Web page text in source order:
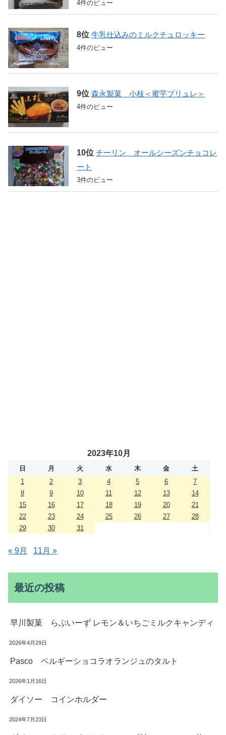
4件のビュー
牛乳仕込みのミルクチュロッキー
4件のビュー
森永製菓 小枝＜蜜芋ブリュレ＞
4件のビュー
チーリン オールシーズンチョコレ
ート
3件のビュー
2023年10月
日 月 火 水 木 金
土
1
2 3 4 5 6
7
8
9 10 11 12 13
14
15
16 17 18 19 20
21
22
23 24 25 26 27
28
29
30 31
« 9月 11月 »
最近の投稿
早川製菓 らぶいーず レモン＆いちごミルクキャンディ
2026年4月29日
Pasco ベルギーショコラオランジュのタルト
2026年1月16日
ダイソー コインホルダー
2024年7月23日